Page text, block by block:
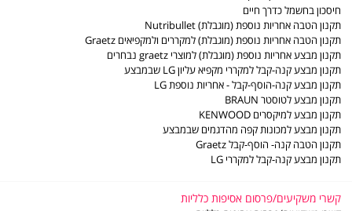
דוח פומבי לשנת 2024 לפי חוק שכר שווה לעובדת ולעובד
דוח פומבי לשנת 2025 לפי חוק שכר שווה לעובדת ולעובד
הסדר פשרה ב- ת"צ (מרכז) 2201-10-19
מדיניות פינוי פסולת ציוד חשמלי ואלקטרוני
LG משווקים מורשים
משווקים מורשים - מוצרים קטנים
תעודות אחריות
חוברות הפעלה
ביטול עסקה
צור קשר
חיסכון בחשמל כדרך חיים
תקנון הטבה אחריות נוספת (מוגבלת) Nutribullet
תקנון הטבה אחריות נוספת (מוגבלת) למקררים ולמקפיאים Graetz
תקנון מבצע אחריות נוספת (מוגבלת) למוצרי graetz נבחרים
תקנון מבצע קנה-קבל למקררי מקפיא עליון LG שבמבצע
תקנון מבצע קנה-הוסף-קבל - אחריות נוספת LG
תקנון מבצע לטוסטר BRAUN
תקנון מבצע למיקסרים KENWOOD
תקנון מבצע למכונות קפה מהדגמים שבמבצע
תקנון הטבה קנה- הוסף-קבל Graetz
תקנון מבצע קנה-קבל למקררי LG
קשרי משקיעים/פרסום אסיפות כלליות